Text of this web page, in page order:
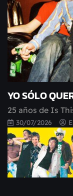
YO SÓLO
25 años de Is
30/07/2026